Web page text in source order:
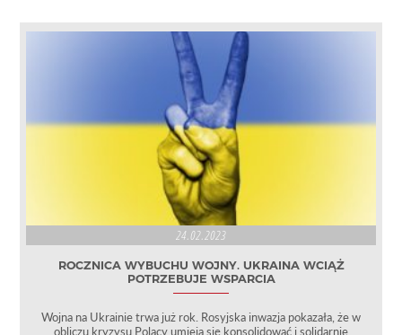
24.02.2023
ROCZNICA WYBUCHU WOJNY. UKRAINA WCIĄŻ
POTRZEBUJE WSPARCIA
Wojna na Ukrainie trwa już rok. Rosyjska inwazja pokazała, że w
obliczu kryzysu Polacy umieją się konsolidować i solidarnie